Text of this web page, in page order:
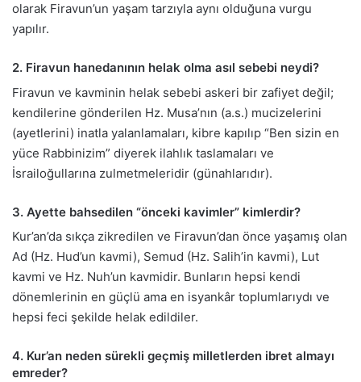
olarak Firavun’un yaşam tarzıyla aynı olduğuna vurgu
yapılır.
2. Firavun hanedanının helak olma asıl sebebi neydi?
Firavun ve kavminin helak sebebi askeri bir zafiyet değil;
kendilerine gönderilen Hz. Musa’nın (a.s.) mucizelerini
(ayetlerini) inatla yalanlamaları, kibre kapılıp “Ben sizin en
yüce Rabbinizim” diyerek ilahlık taslamaları ve
İsrailoğullarına zulmetmeleridir (günahlarıdır).
3. Ayette bahsedilen “önceki kavimler” kimlerdir?
Kur’an’da sıkça zikredilen ve Firavun’dan önce yaşamış olan
Ad (Hz. Hud’un kavmi), Semud (Hz. Salih’in kavmi), Lut
kavmi ve Hz. Nuh’un kavmidir. Bunların hepsi kendi
dönemlerinin en güçlü ama en isyankâr toplumlarıydı ve
hepsi feci şekilde helak edildiler.
4. Kur’an neden sürekli geçmiş milletlerden ibret almayı
emreder?